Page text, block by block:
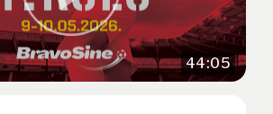
44:05